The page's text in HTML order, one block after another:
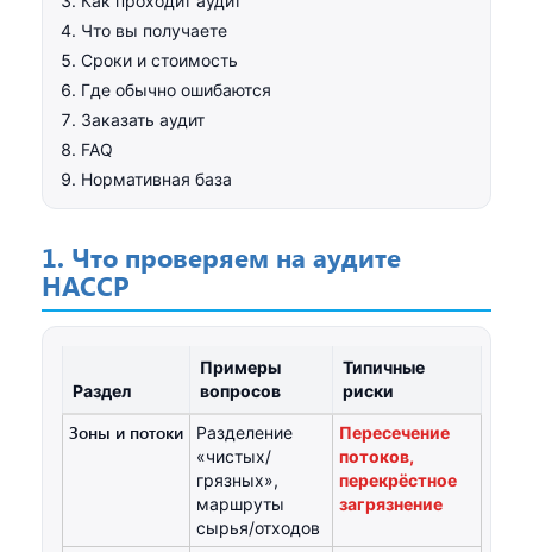
Что вы получаете
Сроки и стоимость
Где обычно ошибаются
Заказать аудит
FAQ
Нормативная база
1. Что проверяем на аудите
HACCP
Раздел
Примеры
вопросов
Типичные
риски
Зоны и потоки
Разделение
«чистых/
грязных»,
маршруты
сырья/отходов
Пересечение
потоков,
перекрёстное
загрязнение